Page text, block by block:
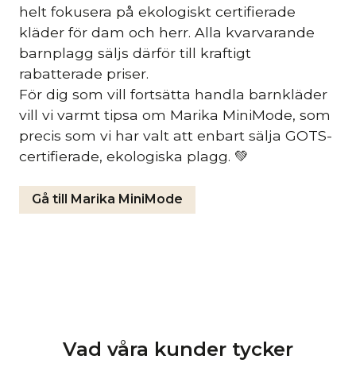
helt fokusera på ekologiskt certifierade
kläder för dam och herr. Alla kvarvarande
barnplagg säljs därför till kraftigt
rabatterade priser.
För dig som vill fortsätta handla barnkläder
vill vi varmt tipsa om Marika MiniMode, som
precis som vi har valt att enbart sälja GOTS-
certifierade, ekologiska plagg. 💚
Gå till Marika MiniMode
Vad våra kunder tycker